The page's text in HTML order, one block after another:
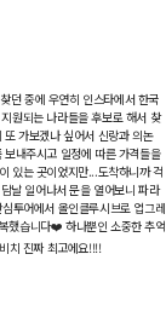
던 중에 우연히 인스타에서 한국
원되는 나라들을 후보로 해서 찾
가보겠나 싶어서 신랑과 의논
내주시고 일정에 따른 가격들을
있는 곳이었지만...도착하니까 걱
날 일어나서 문을 열어보니 파라
투어에서 올인클루시브로 업그레
했습니다❤️ 하나뿐인 소중한 추억
치 진짜 최고에요!!!!